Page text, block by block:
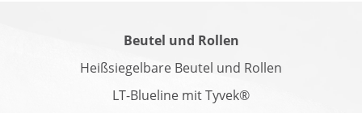
Beutel und Rollen
Heißsiegelbare Beutel und Rollen
LT-Blueline mit Tyvek®